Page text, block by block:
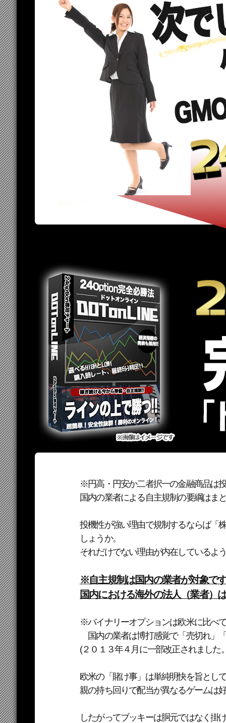
※円高・円安か二者択一の金融商品は
国内の業者による自主規制の要綱はま
投機性が強い理由で規制するならば「
しょうか。
それだけでない理由が内在しているよ
※自主規制は国内の業者が対象で
国内における海外の法人（業者）
※バイナリーオプションは欧米に比べ
国内の業者は博打感覚で「売切れ」
(２０１３年４月に一部改正されました
欧米の「賭け事」は単純明快を旨とし
親の持ち回りで配当が異なるゲームは
したがってブッキーは胴元ではなく掛